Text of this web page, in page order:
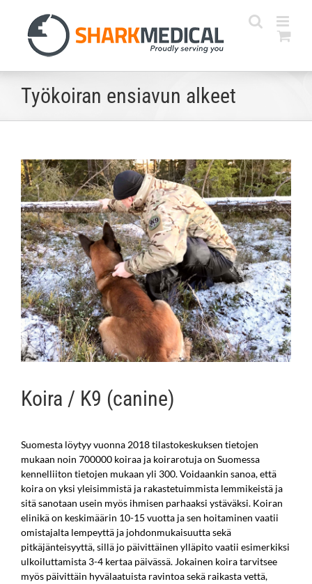
content
Työkoiran ensiavun alkeet
Katso
kuvaa
isompana
Koira / K9 (canine)
Suomesta löytyy vuonna 2018 tilastokeskuksen tietojen
mukaan noin 700000 koiraa ja koirarotuja on Suomessa
kennelliiton tietojen mukaan yli 300. Voidaankin sanoa, että
koira on yksi yleisimmistä ja rakastetuimmista lemmikeistä ja
sitä sanotaan usein myös ihmisen parhaaksi ystäväksi. Koiran
elinikä on keskimäärin 10-15 vuotta ja sen hoitaminen vaatii
omistajalta lempeyttä ja johdonmukaisuutta sekä
pitkäjänteisyyttä, sillä jo päivittäinen ylläpito vaatii esimerkiksi
ulkoiluttamista 3-4 kertaa päivässä. Jokainen koira tarvitsee
myös päivittäin hyvälaatuista ravintoa sekä raikasta vettä,